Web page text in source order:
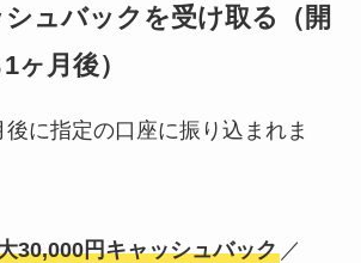
ュバックを受け取る（開
ヶ月後）
後に指定の口座に振り込まれま
30,000円キャッシュバック／